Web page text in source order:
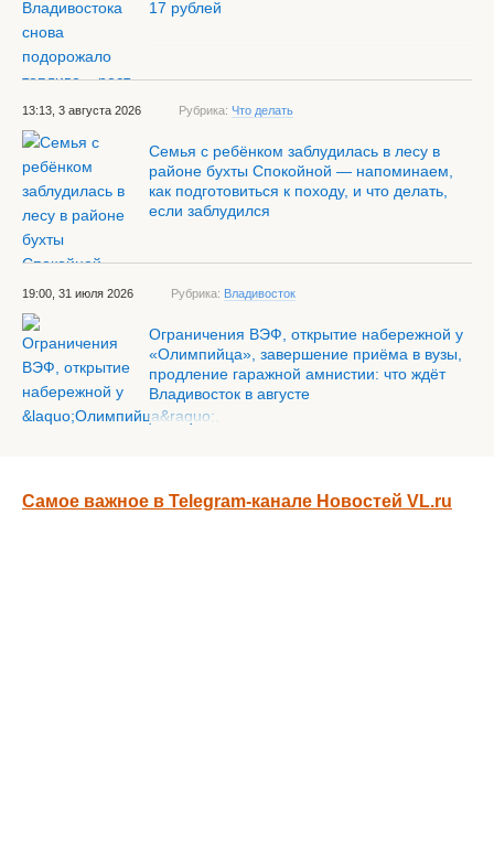
17 рублей
13:13, 3 августа 2026 Рубрика: Что делать
Семья с ребёнком заблудилась в лесу в
районе бухты Спокойной — напоминаем,
как подготовиться к походу, и что делать,
если заблудился
19:00, 31 июля 2026 Рубрика: Владивосток
Ограничения ВЭФ, открытие набережной у
«Олимпийца», завершение приёма в вузы,
продление гаражной амнистии: что ждёт
Владивосток в августе
Самое важное в Telegram-канале Новостей VL.ru